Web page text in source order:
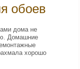
обоев
дома не
Домашние
хорошо